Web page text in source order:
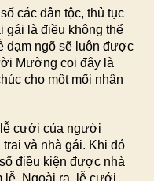
các dân tộc, thủ tục
gái là điều không thể
dạm ngõ sẽ luôn được
Mường coi đây là
cho một mối nhân
cưới của người
trai và nhà gái. Khi đó
điều kiện được nhà
lễ. Ngoài ra, lễ cưới